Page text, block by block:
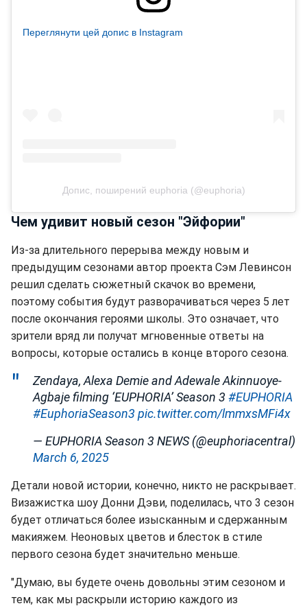
Переглянути цей допис в Instagram
Допис, поширений euphoria (@euphoria)
Чем удивит новый сезон "Эйфории"
Из-за длительного перерыва между новым и
предыдущим сезонами автор проекта Сэм Левинсон
решил сделать сюжетный скачок во времени,
поэтому события будут разворачиваться через 5 лет
после окончания героями школы. Это означает, что
зрители вряд ли получат мгновенные ответы на
вопросы, которые остались в конце второго сезона.
Zendaya, Alexa Demie and Adewale Akinnuoye-
Agbaje filming ‘EUPHORIA’ Season 3#EUPHORIA
#EuphoriaSeason3pic.twitter.com/lmmxsMFi4x
— EUPHORIA Season 3 NEWS (@euphoriacentral)
March 6, 2025
Детали новой истории, конечно, никто не раскрывает.
Визажистка шоу Донни Дэви, поделилась, что 3 сезон
будет отличаться более изысканным и сдержанным
макияжем. Неоновых цветов и блесток в стиле
первого сезона будет значительно меньше.
"Думаю, вы будете очень довольны этим сезоном и
тем, как мы раскрыли историю каждого из